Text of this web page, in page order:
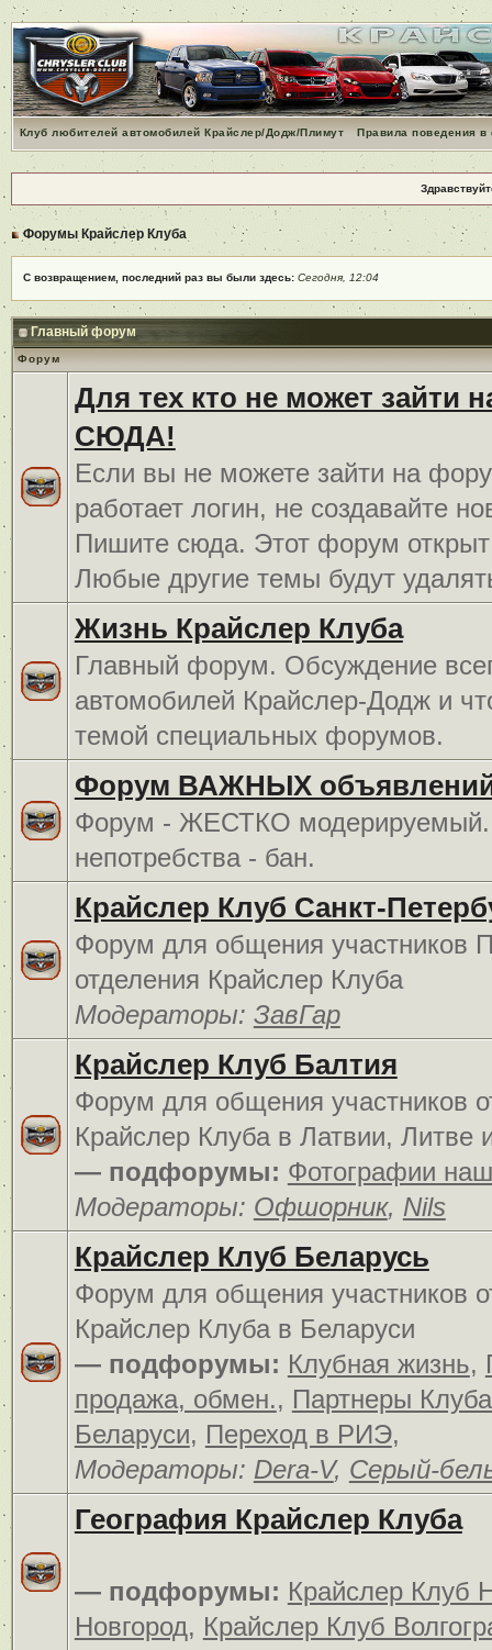
Клуб любителей автомобилей Крайслер/Додж/Плимут Правила поведения
Форумы Крайслер Клуба
С возвращением, последний раз вы были здесь: Сегодня, 12:04
Главный форум
Форум
Для тех кто не может зайти
СЮДА!
Если вы не можете зайти на
работает логин, не создавайте
Пишите сюда. Этот форум открыт
Любые другие темы будут
Жизнь Крайслер Клуба
Главный форум. Обсуждение
автомобилей Крайслер-Додж и
темой специальных форумов.
Форум ВАЖНЫХ
Форум - ЖЕСТКО
непотребства - бан.
Крайслер Клуб Санкт-
Форум для общения участников
отделения Крайслер Клуба
Модераторы: ЗавГар
Крайслер Клуб Балтия
Форум для общения участников
Крайслер Клуба в Латвии, Литве
— подфорумы: Фотографии
Модераторы: Офшорник, Nils
Крайслер Клуб Беларусь
Форум для общения участников
Крайслер Клуба в Беларуси
— подфорумы: Клубная жизнь,
продажа, обмен., Партнеры
Беларуси, Переход в РИЭ,
Модераторы: Dera-V, Серый-
География Крайслер Клуба
— подфорумы: Крайслер Клуб
Новгород, Крайслер Клуб